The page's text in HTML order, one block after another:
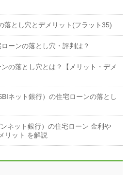
落とし穴とデメリット(フラット35)
ーンの落とし穴・評判は？
の落とし穴とは？【メリット・デメ
ネット銀行）の住宅ローンの落とし
ネット銀行）の住宅ローン 金利や
リット を解説